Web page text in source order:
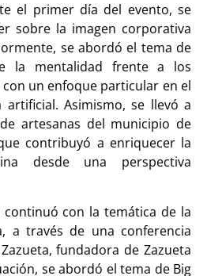
el primer día del evento, se
sobre la imagen corporativa
se abordó el tema de
la mentalidad frente a los
un enfoque particular en el
Asimismo, se llevó a
artesanas del municipio de
contribuyó a enriquecer la
desde una perspectiva
continuó con la temática de la
a través de una conferencia
fundadora de Zazueta
se abordó el tema de Big